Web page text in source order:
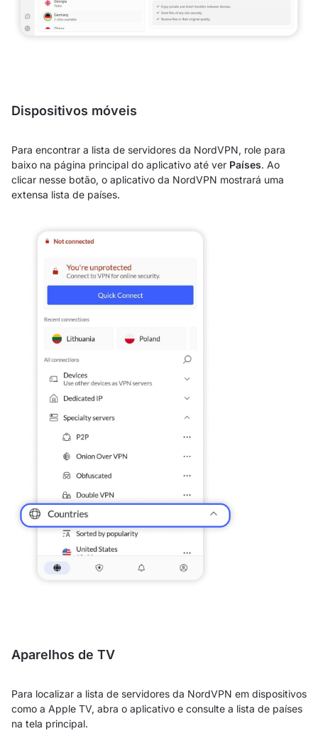
Dispositivos móveis
Para encontrar a lista de servidores da NordVPN, role para
baixo na página principal do aplicativo até ver Países. Ao
clicar nesse botão, o aplicativo da NordVPN mostrará uma
extensa lista de países.
Aparelhos de TV
Para localizar a lista de servidores da NordVPN em dispositivos
como a Apple TV, abra o aplicativo e consulte a lista de países
na tela principal.